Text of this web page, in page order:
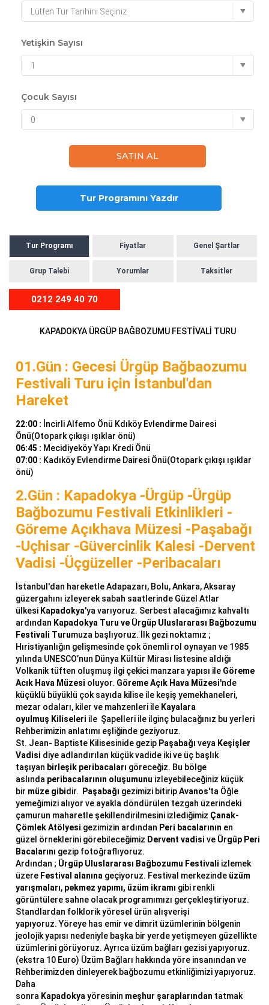
Lütfen Tur Tarihini Seçiniz
Yetişkin Sayısı
1
Çocuk Sayısı
0
Tur Programını Yazdır
Tur Programı Fiyatlar Genel Şartlar
Grup Talebi Yorumlar Taksitler
0212 249 40 70
KAPADOKYA ÜRGÜP BAĞBOZUMU FESTİVALİ TURU
01.Gün : Gecesi Ürgüp Bağbaozumu
Festivali Turu için İstanbul'dan
Hareket
22:00 : İncirli Alfemo Önü Kdıköy Evlendirme Dairesi
Önü(Otopark çıkışı ışıklar önü)
06:45 : Mecidiyeköy Yapı Kredi Önü
07:00 : Kadıköy Evlendirme Dairesi Önü(Otopark çıkışı ışıklar
önü)
2.Gün : Kapadokya -Ürgüp -Ürgüp
Bağbozumu Festivali Etkinlikleri -
Göreme Açıkhava Müzesi -Paşabağı
-Uçhisar -Güvercinlik Kalesi -Dervent
Vadisi -Üçgüzeller -Peribacaları
İstanbul'dan hareketle Adapazarı, Bolu, Ankara, Aksaray
güzergahını izleyerek sabah saatlerinde Güzel Atlar
ülkesi Kapadokya'ya varıyoruz. Serbest alacağımız kahvaltı
ardından Kapadokya Turu ve Ürgüp Uluslararası Bağbozumu
Festivali Turumuza başlıyoruz. İlk gezi noktamız ;
Hıristiyanlığın gelişmesinde çok önemli rol oynayan ve 1985
yılında UNESCO’nun Dünya Kültür Mirası listesine aldığı
Volkanik tüften oluşmuş ilgi çekici manzara yapısı ile Göreme
Acık Hava Müzesi oluyor. Göreme Açık Hava Müzesi'nde
küçüklü büyüklü çok sayıda kilise ile keşiş yemekhaneleri,
mezar odaları, kiler ve mahzenleri ile Kayalara
oyulmuş Kiliseleri ile Şapelleri ile ilginç bulacağınız bu yerleri
Rehberimizin anlatımı eşliğinde geziyoruz.
St. Jean- Baptiste Kilisesinide gezip Paşabağı veya Keşişler
Vadisi diye adlandırılan küçük vadide iki ve üç başlık
taşıyan birleşik peribacaları göreceğiz. Bu bölge
aslında peribacalarının oluşumunu izleyebileceğiniz küçük
bir müze gibidir. Paşabağı gezimizi bitiripAvanos'ta Öğle
yemeğimizi alıyor ve ayakla döndürülen tezgah üzerindeki
çamurun maharetle şekillendirilmesini izlediğimiz Çanak-
Çömlek Atölyesi gezimizin ardından Peri bacalarının en
güzel örneklerini görebileceğimiz Dervent vadisi ve Ürgüp Peri
Bacalarını gezip fotoğraflıyoruz.
Ardından ; Ürgüp Uluslararası Bağbozumu Festivali izlemek
üzere Festival alanına geçiyoruz. Festival merkezinde üzüm
yarışmaları, pekmez yapımı, üzüm ikramı gibi renkli
görüntülere sahne olacak programımızı gerçekleştiriyoruz.
Standlardan folklorik yöresel ürün alışverişi
yapıyoruz. Yöreye has emir ve dimrit üzümlerinin bölgenin
jeolojik yapısı nedeniyle başka bir yerde yetişmeyen güzellikte
üzümlerini görüyoruz. Ayrıca üzüm bağları gezisi yapıyoruz.
(ekstra 10 Euro) Üzüm Bağları hakkında yöre insanından ve
Rehberimizden dinleyerek bağbozumu etkinliğimizi yapıyoruz.
Daha
sonra Kapadokyayöresinin meşhur şaraplarından tatmak